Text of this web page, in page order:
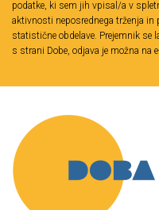
podatke, ki sem jih vpisal/a v
aktivnosti neposrednega trženja in
statistične obdelave. Prejemnik se
s strani Dobe, odjava je možna na